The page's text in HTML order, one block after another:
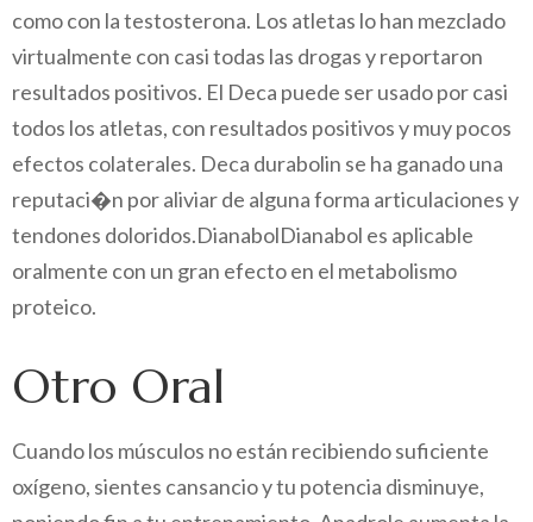
como con la testosterona. Los atletas lo han mezclado
virtualmente con casi todas las drogas y reportaron
resultados positivos. El Deca puede ser usado por casi
todos los atletas, con resultados positivos y muy pocos
efectos colaterales. Deca durabolin se ha ganado una
reputaci�n por aliviar de alguna forma articulaciones y
tendones doloridos.DianabolDianabol es aplicable
oralmente con un gran efecto en el metabolismo
proteico.
Otro Oral
Cuando los músculos no están recibiendo suficiente
oxígeno, sientes cansancio y tu potencia disminuye,